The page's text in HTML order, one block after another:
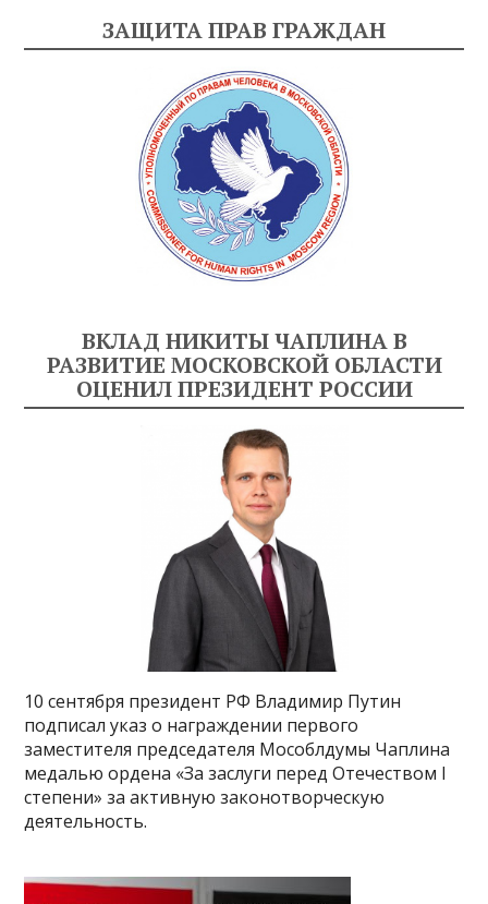
ЗАЩИТА ПРАВ ГРАЖДАН
ВКЛАД НИКИТЫ ЧАПЛИНА В
РАЗВИТИЕ МОСКОВСКОЙ ОБЛАСТИ
ОЦЕНИЛ ПРЕЗИДЕНТ РОССИИ
10 сентября президент РФ Владимир Путин
подписал указ о награждении первого
заместителя председателя Мособлдумы Чаплина
медалью ордена «За заслуги перед Отечеством I
степени» за активную законотворческую
деятельность.